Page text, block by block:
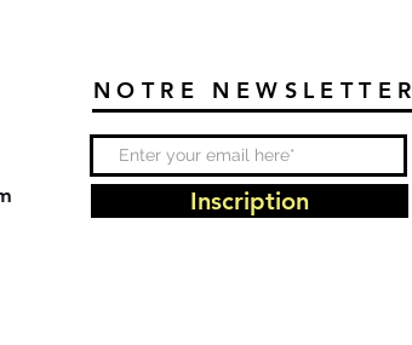
Inscription
NOTRE NEWSLETTER